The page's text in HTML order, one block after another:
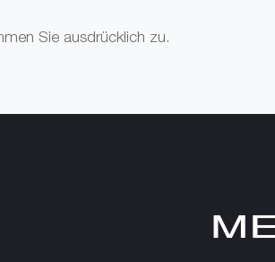
Sie ausdrücklich zu.